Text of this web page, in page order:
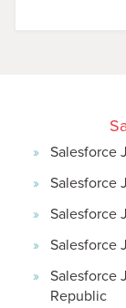
Salesforce
Salesforce
Salesforce
Salesforce
Salesforce
Republic